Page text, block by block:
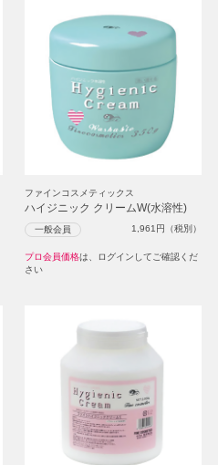
ファインコスメティックス
ハイジニック クリームW(水溶性)
一般会員 1,961円（税別）
プロ会員価格は、ログインしてご確認くだ
さい